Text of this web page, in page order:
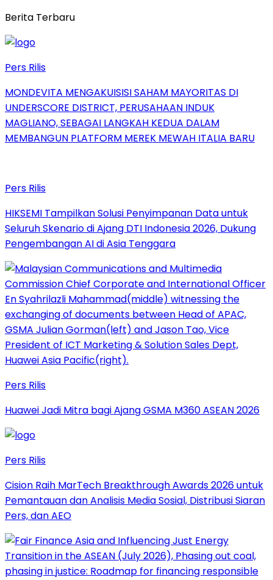
Berita Terbaru
Pers Rilis
MONDEVITA MENGAKUISISI SAHAM MAYORITAS DI
UNDERSCORE DISTRICT, PERUSAHAAN INDUK
MAGLIANO, SEBAGAI LANGKAH KEDUA DALAM
MEMBANGUN PLATFORM MEREK MEWAH ITALIA BARU
Pers Rilis
HIKSEMI Tampilkan Solusi Penyimpanan Data untuk
Seluruh Skenario di Ajang DTI Indonesia 2026, Dukung
Pengembangan AI di Asia Tenggara
Pers Rilis
Huawei Jadi Mitra bagi Ajang GSMA M360 ASEAN 2026
Pers Rilis
Cision Raih MarTech Breakthrough Awards 2026 untuk
Pemantauan dan Analisis Media Sosial, Distribusi Siaran
Pers, dan AEO